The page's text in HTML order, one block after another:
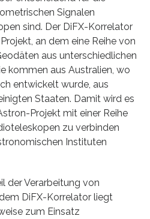
Signalen
sind. Der DiFX-Korrelator
an dem eine Reihe von
aus unterschiedlichen
kommen aus Australien, wo
entwickelt wurde, aus
Staaten. Damit wird es
Projekt mit einer Reihe
zu verbinden
Instituten
der Verarbeitung von
DiFX-Korrelator liegt
zum Einsatz